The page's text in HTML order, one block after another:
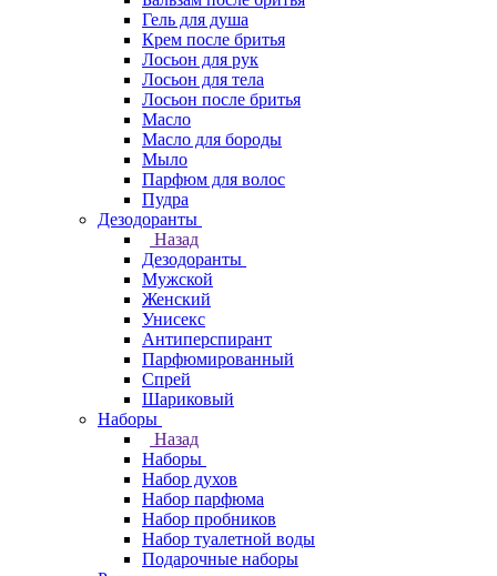
Гель для душа
Крем после бритья
Лосьон для рук
Лосьон для тела
Лосьон после бритья
Масло
Масло для бороды
Мыло
Парфюм для волос
Пудра
Дезодоранты
Назад
Дезодоранты
Мужской
Женский
Унисекс
Антиперспирант
Парфюмированный
Спрей
Шариковый
Наборы
Назад
Наборы
Набор духов
Набор парфюма
Набор пробников
Набор туалетной воды
Подарочные наборы